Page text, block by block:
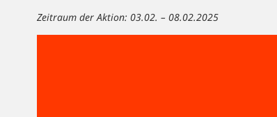
Zeitraum der Aktion: 03.02. – 08.02.2025